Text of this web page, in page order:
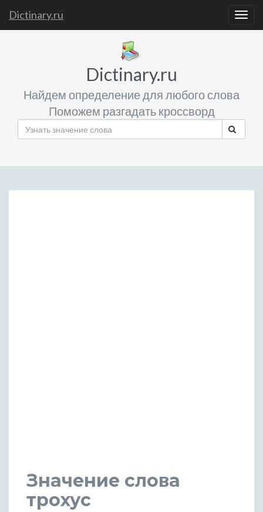
Dictinary.ru
Dictinary.ru
Найдем определение для любого слова
Поможем разгадать кроссворд
Значение слова
трохус